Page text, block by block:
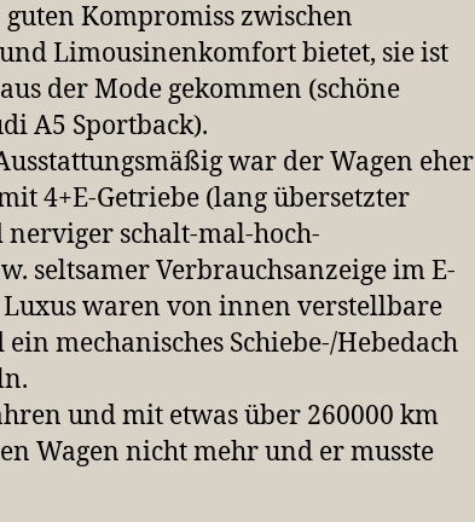
Kompromiss zwischen
Limousinenkomfort bietet, sie ist
der Mode gekommen (schöne
A5 Sportback).
war der Wagen eher
4+E-Getriebe (lang übersetzter
schalt-mal-hoch-
seltsamer Verbrauchsanzeige im E-
Luxus waren von innen verstellbare
mechanisches Schiebe-/Hebedach
und mit etwas über 260000 km
Wagen nicht mehr und er musste